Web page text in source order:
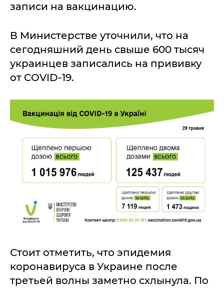
записи на вакцинацию.
В Министерстве уточнили, что на
сегодняшний день свыше 600 тысяч
украинцев записались на прививку
от COVID-19.
Стоит отметить, что эпидемия
коронавируса в Украине после
третьей волны заметно схлынула. По